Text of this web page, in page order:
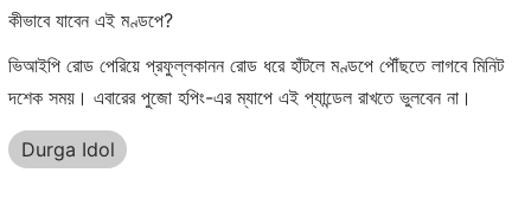
কীভাবে যাবেন এই মণ্ডপে?
ভিআইপি রোড পেরিয়ে প্রফুল্লকানন রোড ধরে হাঁটলে মণ্ডপে পৌঁছতে লাগবে মিনিট
দশেক সময়। এবারের পুজো হপিং-এর ম্যাপে এই প্যান্ডেল রাখতে ভুলবেন না।
Durga Idol